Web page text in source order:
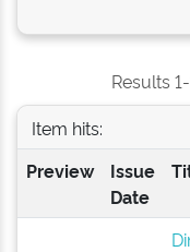
Results
Item hits:
Preview
Issue
Date